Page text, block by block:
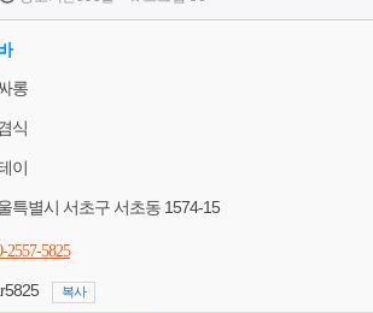
롱
식
이
특별시 서초구 서초동 1574-15
2557-5825
복사